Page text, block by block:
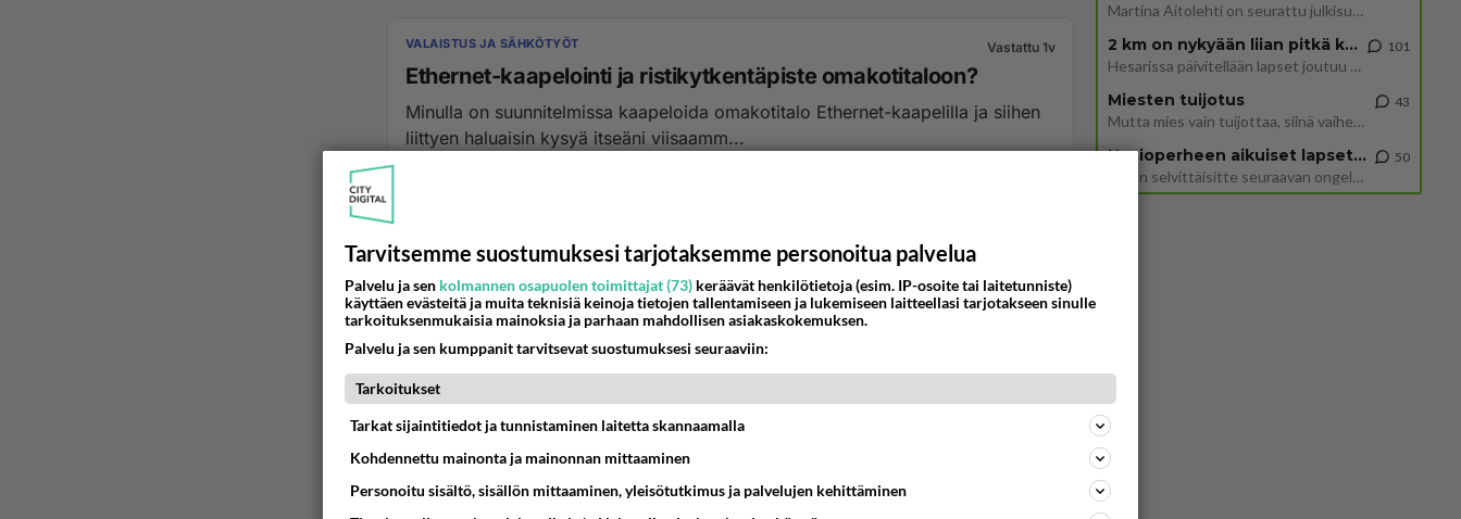
VALAISTUS JA SÄHKÖTYÖT Vastattu 1v
Ethernet-kaapelointi ja ristikytkentäpiste omakotitaloon?
Minulla on suunnitelmissa kaapeloida omakotitalo Ethernet-kaapelilla ja siihen
liittyen haluaisin kysyä itseäni viisaamm...
Martina Aitolehti on seurattu julkisuuden henkilö. Lähipiiriin mahtuu muitakin tunnettuja henkilöitä. Tiesitkö, että Ma
2 km on nykyään liian pitkä koulumatka
Hesarissa päivitellään lapset joutuu nyt kulkemaan 2 km kouluun jösses. Ruostefillarilla tuo matka menee vaikka miten äk
101
Miesten tuijotus
Mutta mies vain tuijottaa, siinä vaiheessa käännän itse pään pois. Mikä juttu? Yleensä jos joku tuijottaa tai katsoo, hä
43
Uusioperheen aikuiset lapset tyhjentää jääkaapin käydessään
Miten selvittäisitte seuraavan ongelman, meillä on uusioperhe, minulla teini-ikäiset lapset ja puolisolla aikuiset, jotk
50
Tarvitsemme suostumuksesi tarjotaksemme personoitua palvelua
Palvelu ja sen kolmannen osapuolen toimittajat (73) keräävät henkilötietoja (esim. IP-osoite tai laitetunniste)
käyttäen evästeitä ja muita teknisiä keinoja tietojen tallentamiseen ja lukemiseen laitteellasi tarjotakseen sinulle
tarkoituksenmukaisia mainoksia ja parhaan mahdollisen asiakaskokemuksen.
Palvelu ja sen kumppanit tarvitsevat suostumuksesi seuraaviin:
Tarkoitukset
Tarkat sijaintitiedot ja tunnistaminen laitetta skannaamalla
Kohdennettu mainonta ja mainonnan mittaaminen
Personoitu sisältö, sisällön mittaaminen, yleisötutkimus ja palvelujen kehittäminen